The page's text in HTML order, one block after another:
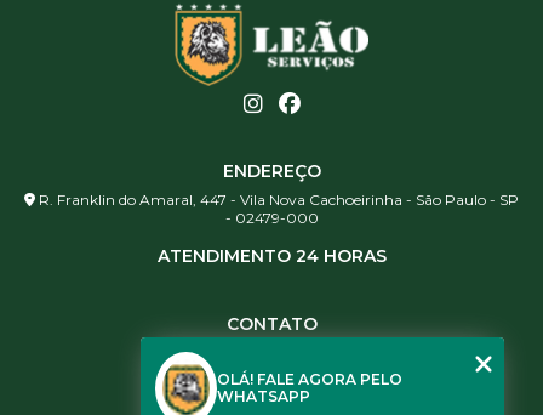
ENDEREÇO
R. Franklin do Amaral, 447 - Vila Nova Cachoeirinha - São Paulo - SP
- 02479-000
ATENDIMENTO 24 HORAS
CONTATO
(11) 3461-5871
OLÁ! FALE AGORA PELO
WHATSAPP